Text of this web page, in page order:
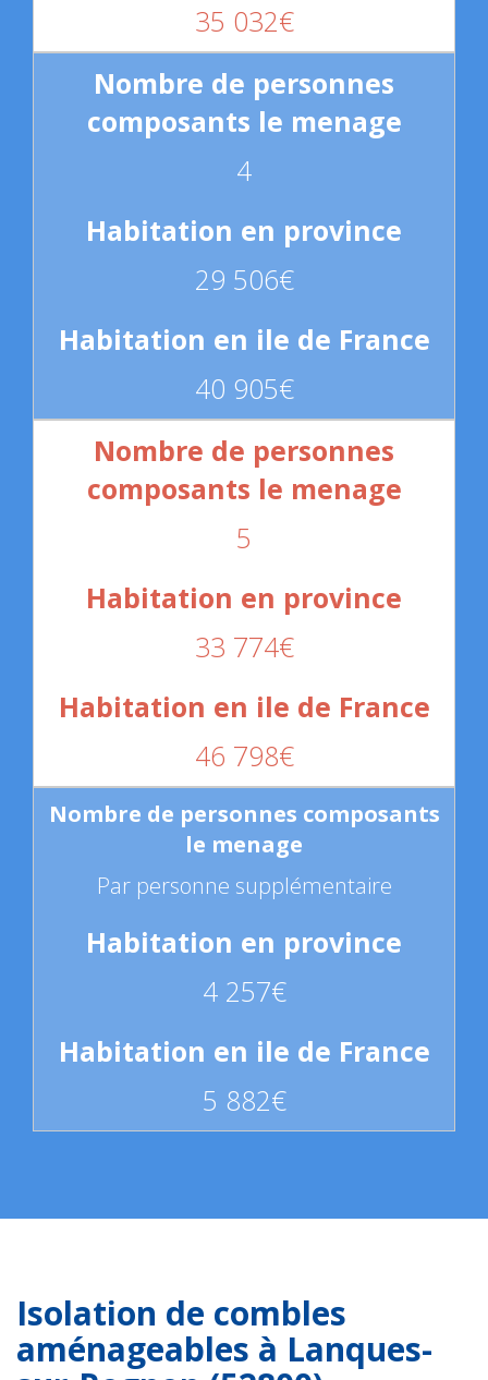
35 032€
4
29 506€
40 905€
5
33 774€
46 798€
Par personne supplémentaire
4 257€
5 882€
Isolation de combles
aménageables à Lanques-